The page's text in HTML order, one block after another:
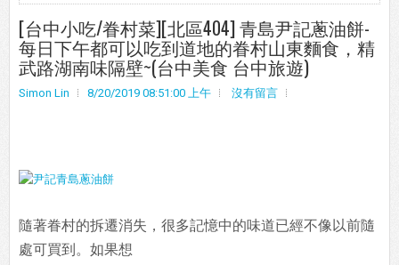
[台中小吃/眷村菜][北區404] 青島尹記蔥油餅-
每日下午都可以吃到道地的眷村山東麵食，精
武路湖南味隔壁~(台中美食 台中旅遊)
Simon Lin 8/20/2019 08:51:00 上午 沒有留言
隨著眷村的拆遷消失，很多記憶中的味道已經不像以前隨
處可買到。如果想